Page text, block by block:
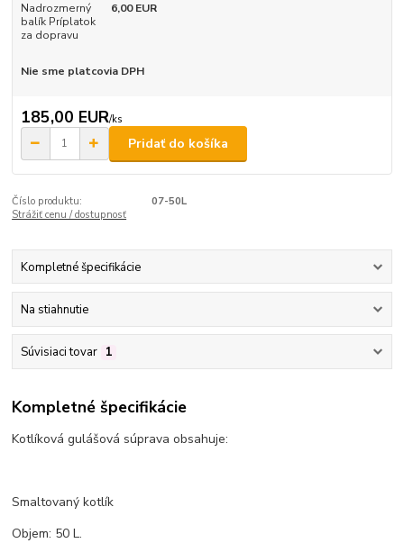
Nadrozmerný
balík Príplatok
za dopravu
6,00 EUR
Nie sme platcovia DPH
185,00 EUR/ks
Pridať do košíka
Číslo produktu:
07-50L
Strážiť cenu / dostupnosť
Kompletné špecifikácie
Na stiahnutie
Súvisiaci tovar 1
Kompletné špecifikácie
Kotlíková gulášová súprava obsahuje:
Smaltovaný kotlík
Objem: 50 L.